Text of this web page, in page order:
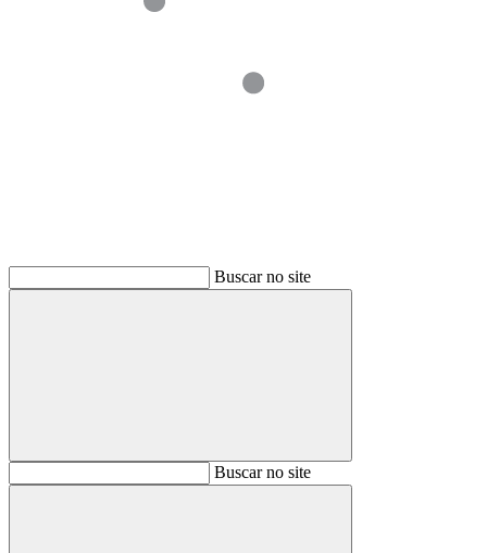
Buscar no site
BuscarBuscar no site